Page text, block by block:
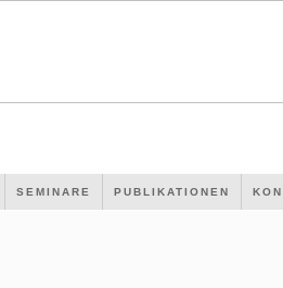
SEMINARE PUBLIKATIONEN